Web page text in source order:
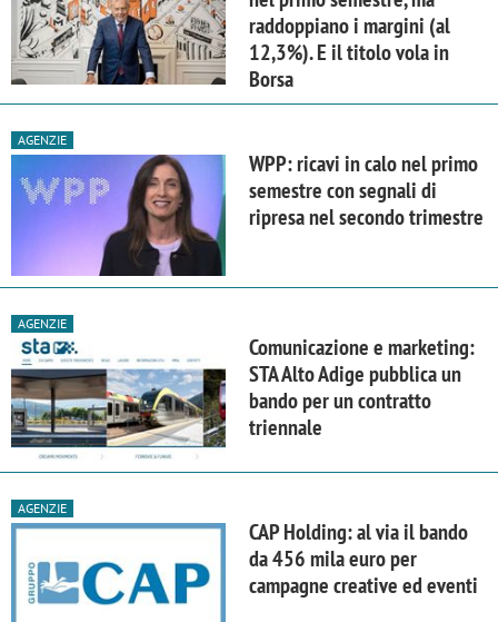
raddoppiano i margini (al
12,3%). E il titolo vola in
Borsa
AGENZIE
WPP: ricavi in calo nel primo
semestre con segnali di
ripresa nel secondo trimestre
AGENZIE
Comunicazione e marketing:
STA Alto Adige pubblica un
bando per un contratto
triennale
AGENZIE
CAP Holding: al via il bando
da 456 mila euro per
campagne creative ed eventi